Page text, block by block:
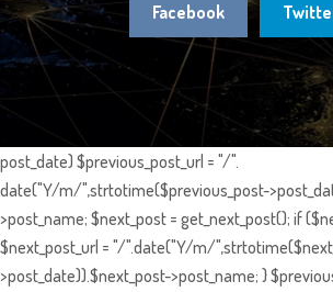
Facebook
post_date) $previous_post_url = "/".
date("Y/m/",strtotime($previous_post-
>post_name; $next_post = get_next_post(); if
$next_post_url = "/".date("Y/m/
>post_date)).$next_post->post_name; }